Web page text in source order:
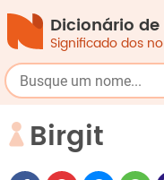
Dicionário
Significado dos
Birgit